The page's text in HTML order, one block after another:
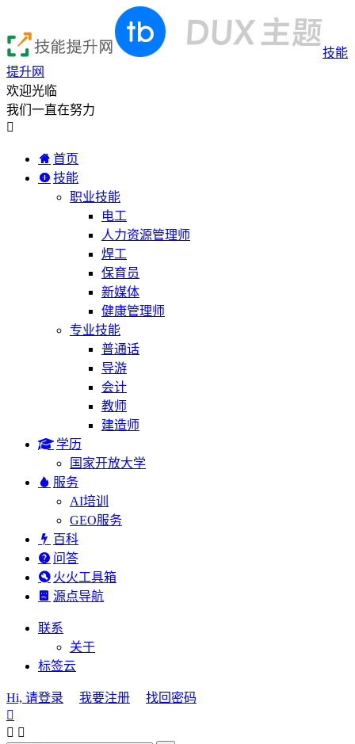
技能
提升网
欢迎光临
我们一直在努力

首页
技能
职业技能
电工
人力资源管理师
焊工
保育员
新媒体
健康管理师
专业技能
普通话
导游
会计
教师
建造师
学历
国家开放大学
服务
AI培训
GEO服务
百科
问答
火火工具箱
源点导航
联系
关于
标签云
Hi, 请登录 我要注册
找回密码

 